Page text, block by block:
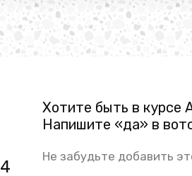
Хотите быть в курсе
Напишите «да» в
Не забудьте добавить